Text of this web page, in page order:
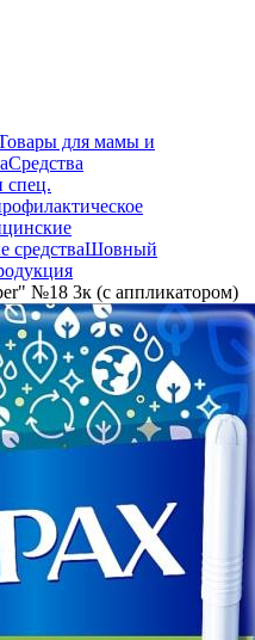
для мамы и
Средства
спец.
средстваШовный
№18 3к (с аппликатором)